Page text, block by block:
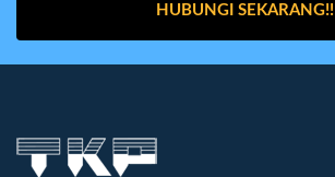
HUBUNGI SEKARANG!!